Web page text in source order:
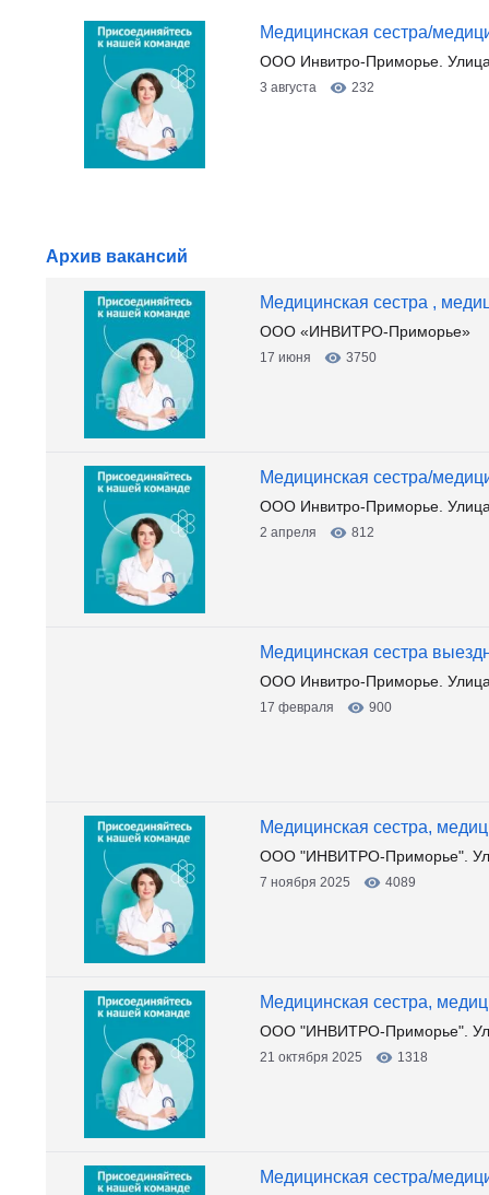
Медицинская сестра/
ООО Инвитро-Приморье.
3 августа 232
Архив вакансий
Медицинская сестра ,
ООО «ИНВИТРО-Приморье»
17 июня 3750
Медицинская сестра/
ООО Инвитро-Приморье.
2 апреля 812
Медицинская сестра
ООО Инвитро-Приморье.
17 февраля 900
Медицинская сестра,
ООО "ИНВИТРО-Приморье".
7 ноября 2025 4089
Медицинская сестра,
ООО "ИНВИТРО-Приморье".
21 октября 2025 1318
Медицинская сестра/